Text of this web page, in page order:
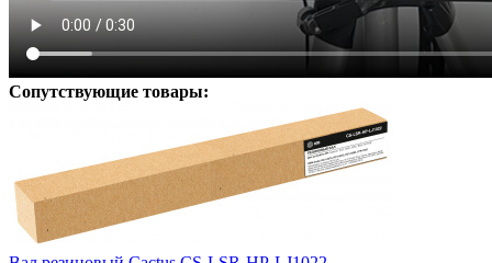
Сопутствующие товары: